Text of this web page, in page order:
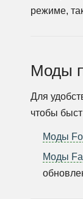
режиме,
Моды
Для
чтобы
Моды
Моды